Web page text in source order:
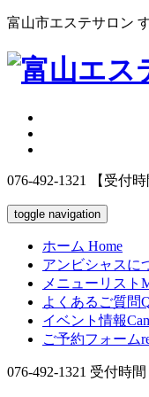
富山市エステサロン
076-492-1321 【受付
toggle navigation
ホーム Home
アンビシャスに
メニューリスト
よくあるご質問
イベント情報
ご予約フォーム
076-492-1321 受付時